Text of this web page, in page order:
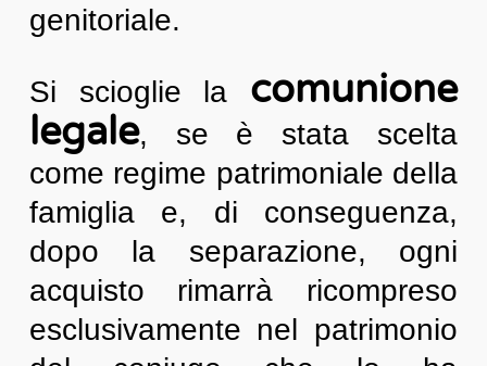
genitoriale.
Si scioglie la comunione
legale, se è stata scelta
come regime patrimoniale della
famiglia e, di conseguenza,
dopo la separazione, ogni
acquisto rimarrà ricompreso
esclusivamente nel patrimonio